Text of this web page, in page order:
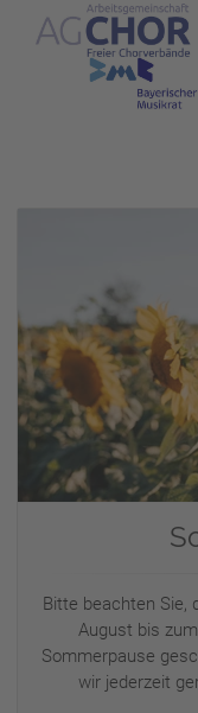
Bitte beachten Sie,
August bis
Sommerpause
wir jederzeit